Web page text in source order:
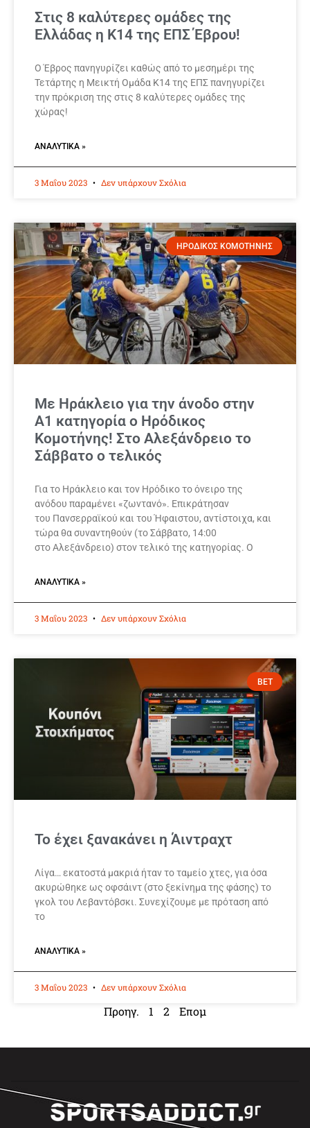
Στις 8 καλύτερες ομάδες της
Ελλάδας η Κ14 της ΕΠΣ Έβρου!
Ο Έβρος πανηγυρίζει καθώς από το μεσημέρι της
Τετάρτης η Μεικτή Ομάδα Κ14 της ΕΠΣ πανηγυρίζει
την πρόκριση της στις 8 καλύτερες ομάδες της
χώρας!
ΑΝΑΛΥΤΙΚΆ »
3 Μαΐου 2023 Δεν υπάρχουν Σχόλια
ΗΡΟΔΙΚΟΣ ΚΟΜΟΤΗΝΗΣ
Με Ηράκλειο για την άνοδο στην
Α1 κατηγορία ο Ηρόδικος
Κομοτήνης! Στο Αλεξάνδρειο το
Σάββατο ο τελικός
Για το Ηράκλειο και τον Ηρόδικο το όνειρο της
ανόδου παραμένει «ζωντανό». Επικράτησαν
του Πανσερραϊκού και του Ήφαιστου, αντίστοιχα, και
τώρα θα συναντηθούν (το Σάββατο, 14:00
στο Αλεξάνδρειο) στον τελικό της κατηγορίας. Ο
ΑΝΑΛΥΤΙΚΆ »
3 Μαΐου 2023 Δεν υπάρχουν Σχόλια
BET
Το έχει ξανακάνει η Άιντραχτ
Λίγα… εκατοστά μακριά ήταν το ταμείο χτες, για όσα
ακυρώθηκε ως οφσάιντ (στο ξεκίνημα της φάσης) το
γκολ του Λεβαντόβσκι. Συνεχίζουμε με πρόταση από
το
ΑΝΑΛΥΤΙΚΆ »
3 Μαΐου 2023 Δεν υπάρχουν Σχόλια
Προηγ. 1 2 Επομ